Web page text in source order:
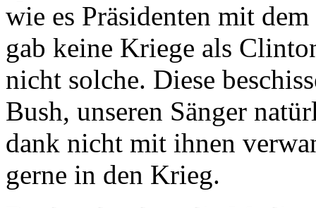
wie es Präsidenten mit
gab keine Kriege als
nicht solche. Diese
Bush, unseren Sänger
dank nicht mit ihnen
gerne in den Krieg.